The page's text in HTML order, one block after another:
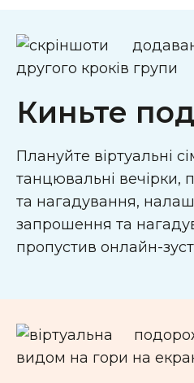
Киньте
Плануйте віртуальні
танцювальні вечірки,
та нагадування,
запрошення та
пропустив онлайн-